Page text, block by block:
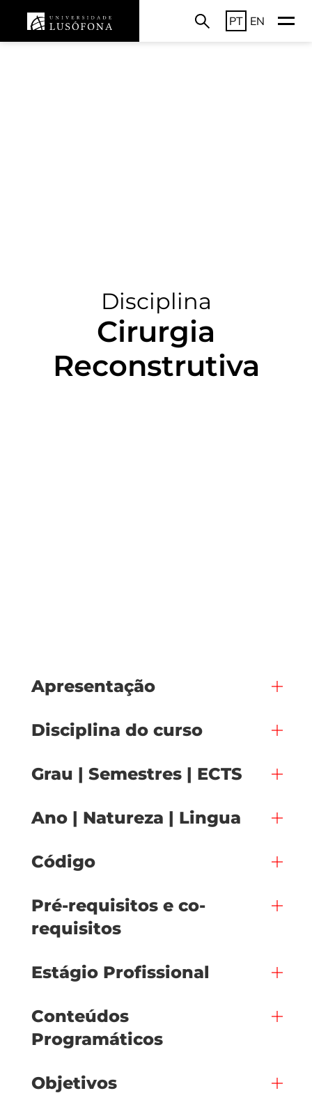
PT EN
Disciplina
Cirurgia
Reconstrutiva
Apresentação
Disciplina do curso
Grau | Semestres | ECTS
Ano | Natureza | Lingua
Código
Pré-requisitos e co-
requisitos
Estágio Profissional
Conteúdos
Programáticos
Objetivos